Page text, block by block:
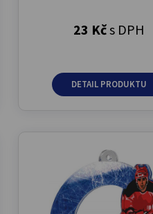
23 Kčs DPH
DETAIL PRODUKTU